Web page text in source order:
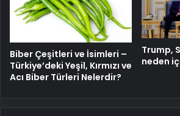
Biber Çeşitleri ve İsimleri –
Türkiye’deki Yeşil, Kırmızı ve
Acı Biber Türleri Nelerdir?
Trump,
neden